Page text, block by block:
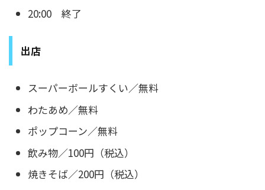
20:00 終了
出店
スーパーボールすくい／無料
わたあめ／無料
ポップコーン／無料
飲み物／100円（税込）
焼きそば／200円（税込）